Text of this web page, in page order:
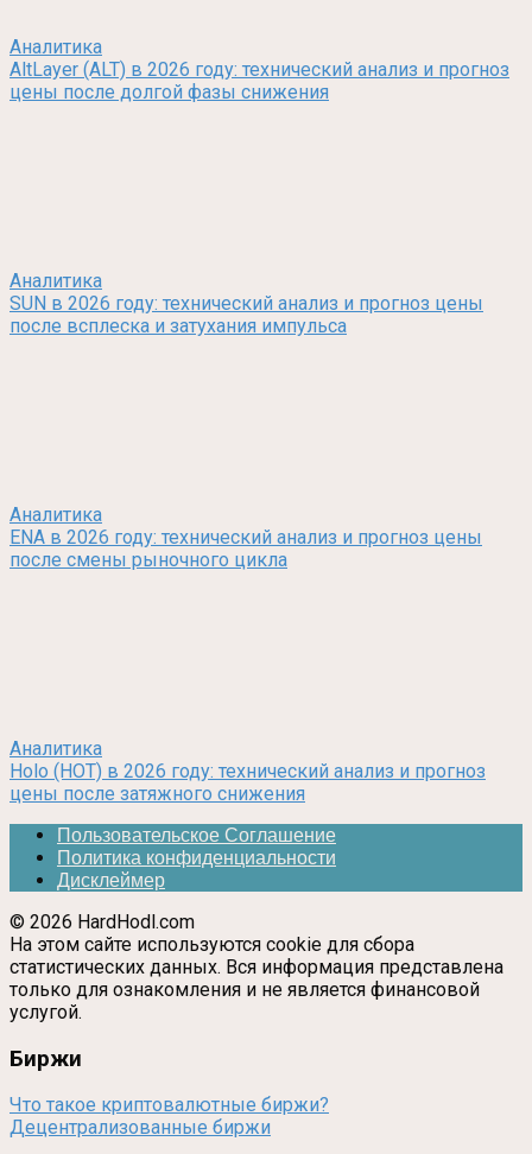
Аналитика
AltLayer (ALT) в 2026 году: технический анализ и прогноз
цены после долгой фазы снижения
Аналитика
SUN в 2026 году: технический анализ и прогноз цены
после всплеска и затухания импульса
Аналитика
ENA в 2026 году: технический анализ и прогноз цены
после смены рыночного цикла
Аналитика
Holo (HOT) в 2026 году: технический анализ и прогноз
цены после затяжного снижения
Пользовательское Соглашение
Политика конфиденциальности
Дисклеймер
© 2026 HardHodl.com
На этом сайте используются cookie для сбора
статистических данных. Вся информация представлена
только для ознакомления и не является финансовой
услугой.
Биржи
Что такое криптовалютные биржи?
Децентрализованные биржи